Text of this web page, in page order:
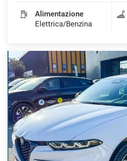
Alimentazione
Elettrica/Benzina